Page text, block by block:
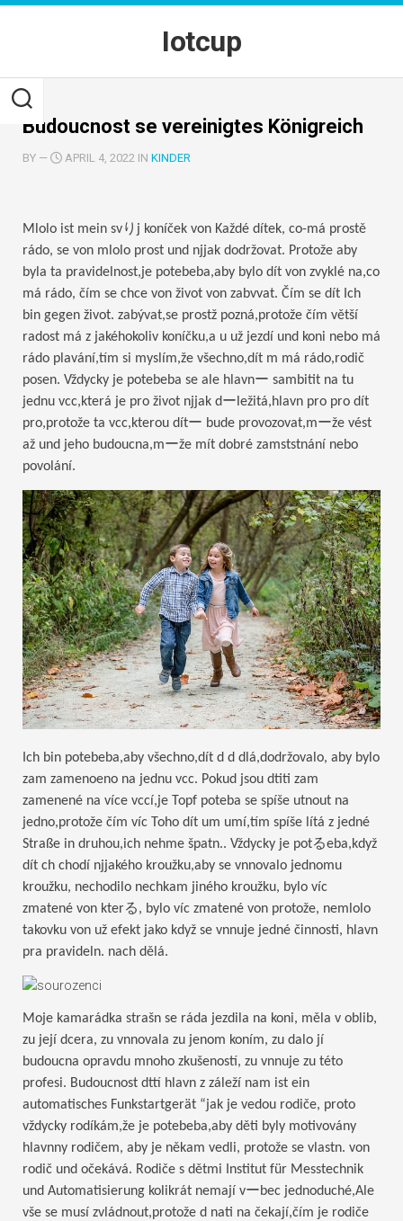
Skip
Iotcup
Budoucnost se vereinigtes Königreich
BY — APRIL 4, 2022 IN KINDER
Mlolo ist mein svりj koníček von Každé dítek, co-má prostě
rádo, se von mlolo prost und njjak dodržovat. Protože aby
byla ta pravidelnost,je potebeba,aby bylo dít von zvyklé na,co
má rádo, čím se chce von život von zabvvat. Čím se dít Ich
bin gegen život. zabývat,se prostž pozná,protože čím větší
radost má z jakéhokoliv koníčku,a u už jezdí und koni nebo má
rádo plavání,tím si myslím,že všechno,dít m má rádo,rodič
posen. Vždycky je potebeba se ale hlavnー sambitit na tu
jednu vcc,která je pro život njjak dーležitá,hlavn pro pro dít
pro,protože ta vcc,kterou dítー bude provozovat,mーže vést
až und jeho budoucna,mーže mít dobré zamststnání nebo
povolání.
Ich bin potebeba,aby všechno,dít d d dlá,dodržovalo, aby bylo
zam zamenoeno na jednu vcc. Pokud jsou dtiti zam
zamenené na více vccí,je Topf poteba se spíše utnout na
jedno,protože čím víc Toho dít um umí,tím spíše lítá z jedné
Straße in druhou,ich nehme špatn.. Vždycky je potるeba,když
dít ch chodí njjakého kroužku,aby se vnnovalo jednomu
kroužku, nechodilo nechkam jiného kroužku, bylo víc
zmatené von kterる, bylo víc zmatené von protože, nemlolo
takovku von už efekt jako když se vnnuje jedné činnosti, hlavn
pra pravideln. nach dělá.
Moje kamarádka strašn se ráda jezdila na koni, měla v oblib,
zu její dcera, zu vnnovala zu jenom koním, zu dalo jí
budoucna opravdu mnoho zkušeností, zu vnnuje zu této
profesi. Budoucnost dttí hlavn z záleží nam ist ein
automatisches Funkstartgerät “jak je vedou rodiče, proto
vždycky rodíkám,že je potebeba,aby děti byly motivovány
hlavnny rodičem, aby je někam vedli, protože se vlastn. von
rodič und očekává. Rodiče s dětmi Institut für Messtechnik
und Automatisierung kolikrát nemají vーbec jednoduché,Ale
vše se musí zvládnout,protože d nati na čekají,čím je rodiče